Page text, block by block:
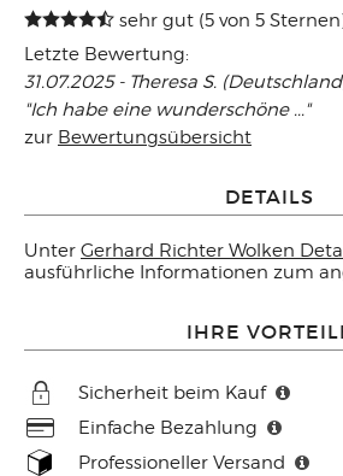
sehr gut (5 von 5
Letzte Bewertung:
31.07.2025 - Theresa S.
"Ich habe eine wunderschöne ..."
zur Bewertungsübersicht
DETAILS
Unter Gerhard Richter Wolken
ausführliche Informationen zum
IHRE
Sicherheit beim Kauf
Einfache Bezahlung
Professioneller Versand